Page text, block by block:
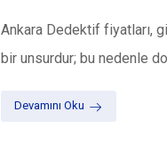
Ankara Dedektif fiyatları,
bir unsurdur; bu nedenle
Devamını Oku